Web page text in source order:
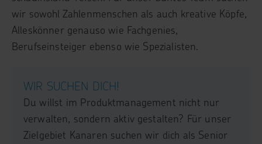
wir sowohl Zahlenmenschen als auch kreative Köpfe,
Alleskönner genauso wie Fachgenies,
Berufseinsteiger ebenso wie Spezialisten.
WIR SUCHEN DICH!
Du willst im Produktmanagement nicht nur
verwalten, sondern aktiv gestalten? Für unser
Zielgebiet Kanaren suchen wir dich als Senior